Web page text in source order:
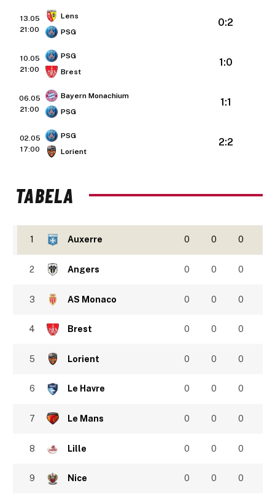
13.05
21:00
Lens
PSG
0:2
10.05
21:00
PSG
Brest
1:0
06.05
21:00
Bayern Monachium
PSG
1:1
02.05
17:00
PSG
Lorient
2:2
TABELA
1 Auxerre 0 0 0
2 Angers 0 0 0
3 AS Monaco 0 0 0
4 Brest 0 0 0
5 Lorient 0 0 0
6 Le Havre 0 0 0
7 Le Mans 0 0 0
8 Lille 0 0 0
9 Nice 0 0 0